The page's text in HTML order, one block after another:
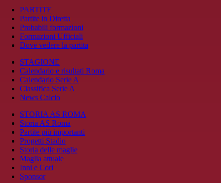
PARTITE
Partite in Diretta
Probabili formazioni
Formazioni Ufficiali
Dove vedere la partita
STAGIONE
Calendario e risultati Roma
Calendario Serie A
Classifica Serie A
News Calcio
STORIA AS ROMA
Storia AS Roma
Partite più importanti
Progetti Stadio
Storia delle maglie
Maglia attuale
Inni e Cori
Sponsor